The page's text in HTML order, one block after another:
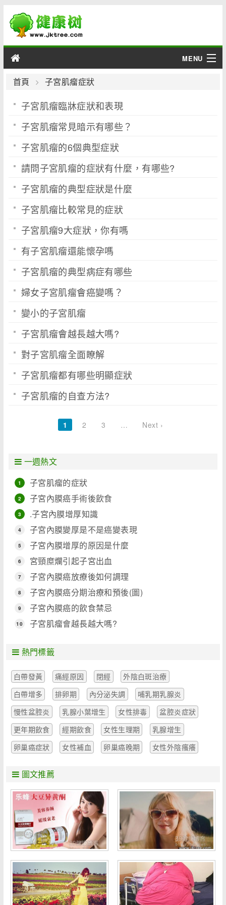
MENU
男性
女性
育兒
老人
疾病
首頁 子宮肌瘤症狀
子宮肌瘤臨牀症狀和表現
子宮肌瘤常見暗示有哪些？
子宮肌瘤的6個典型症狀
請問子宮肌瘤的症狀有什麼，有哪些?
子宮肌瘤的典型症狀是什麼
子宮肌瘤比較常見的症狀
子宮肌瘤9大症狀，你有嗎
有子宮肌瘤還能懷孕嗎
子宮肌瘤的典型病症有哪些
婦女子宮肌瘤會癌變嗎？
變小的子宮肌瘤
子宮肌瘤會越長越大嗎?
對子宮肌瘤全面瞭解
子宮肌瘤都有哪些明顯症狀
子宮肌瘤的自查方法?
1 2 3 … Next ›
一週熱文
1 子宮肌瘤的症狀
2 子宮內膜癌手術後飲食
3 .子宮內膜增厚知識
4 子宮內膜變厚是不是癌變表現
5 子宮內膜增厚的原因是什麼
6 宮頸糜爛引起子宮出血
7 子宮內膜癌放療後如何調理
8 子宮內膜癌分期治療和預後(圖)
9 子宮內膜癌的飲食禁忌
10 子宮肌瘤會越長越大嗎?
熱門標籤
白帶發黃 痛經原因 閉經
外陰白斑治療
白帶增多
排卵期 內分泌失調
哺乳期乳腺炎
慢性盆腔炎
乳腺小葉增生 女性排毒
盆腔炎症狀
更年期飲食
經期飲食 女性生理期
乳腺增生
卵巢癌症狀
女性補血 卵巢癌晚期 女性外陰瘙癢
圖文推薦